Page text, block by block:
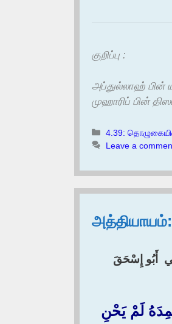
குறிப்பு :
அப்துல்லாஹ் பின்
முஹாரிப் பின்
Categories
4.39:
Leave a
‏أَبُو إِسْحَقَ
لَمْ يَحْنِ